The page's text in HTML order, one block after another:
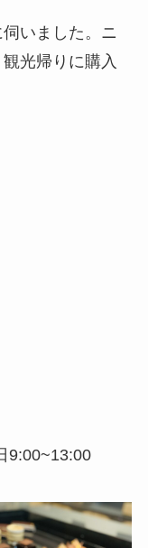
いました。ニ
光帰りに購入
9:00~13:00